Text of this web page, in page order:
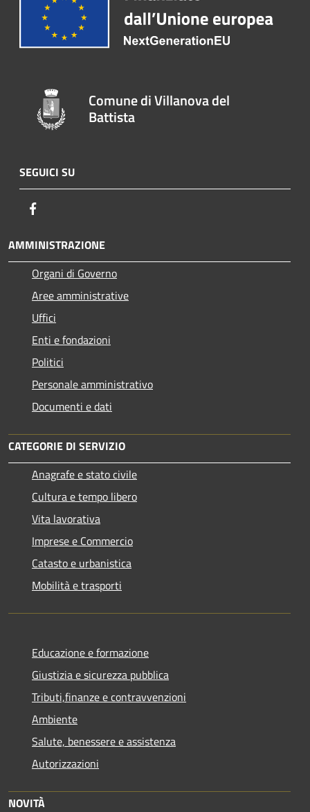
Comune di Villanova del
Battista
SEGUICI SU
AMMINISTRAZIONE
Organi di Governo
Aree amministrative
Uffici
Enti e fondazioni
Politici
Personale amministrativo
Documenti e dati
CATEGORIE DI SERVIZIO
Anagrafe e stato civile
Cultura e tempo libero
Vita lavorativa
Imprese e Commercio
Catasto e urbanistica
Mobilità e trasporti
Educazione e formazione
Giustizia e sicurezza pubblica
Tributi,finanze e contravvenzioni
Ambiente
Salute, benessere e assistenza
Autorizzazioni
NOVITÀ